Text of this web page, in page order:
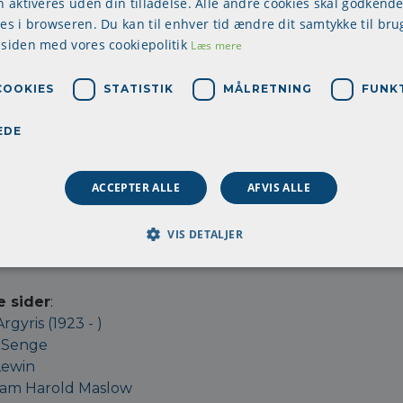
fandt han 4 sæt af faktorer, der er med til at
faktorer
alle - i større eller mindre grad - indeholdt i lederjob
sider:
(1923 - )
Harold Maslow
i browseren. Du kan til enhver tid ændre dit samtykke til
med vores cookiepolitik Læs mere
STATISTIK MÅLRETNING
ACCEPTER ALLE AFVIS ALLE
VIS DETALJER